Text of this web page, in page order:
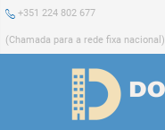
+351 224 802 677
(Chamada para a rede fixa nacional)